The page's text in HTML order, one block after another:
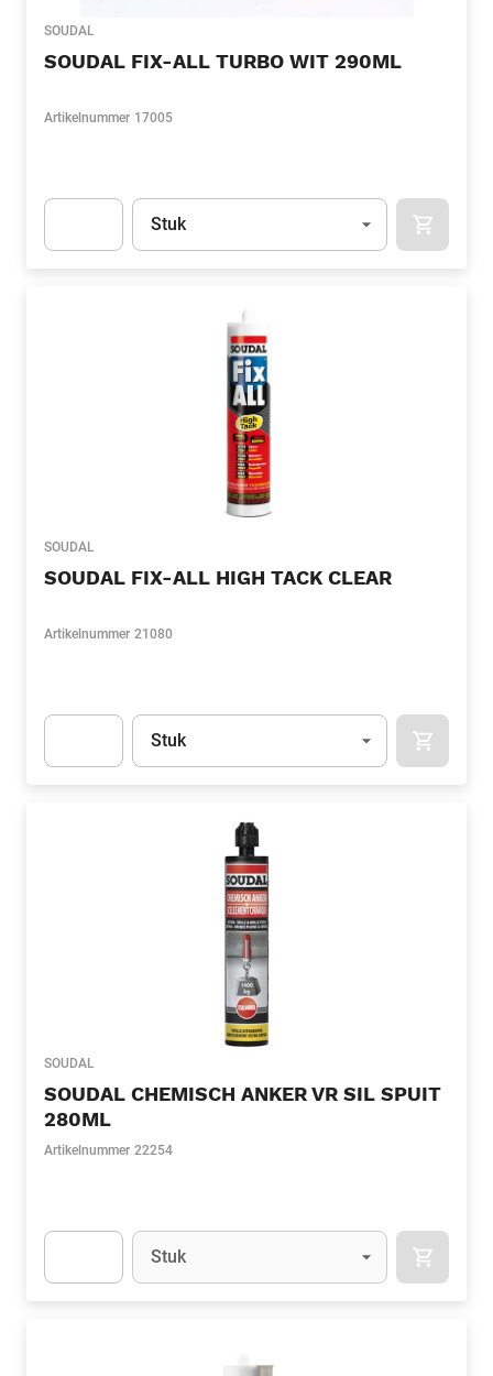
SOUDAL
SOUDAL FIX-ALL TURBO WIT 290ML
Artikelnummer 17005
Eenheid
Stuk
SOUDAL
SOUDAL FIX-ALL HIGH TACK CLEAR
Artikelnummer 21080
Eenheid
Stuk
SOUDAL
SOUDAL CHEMISCH ANKER VR SIL SPUIT
280ML
Artikelnummer 22254
Eenheid
Stuk